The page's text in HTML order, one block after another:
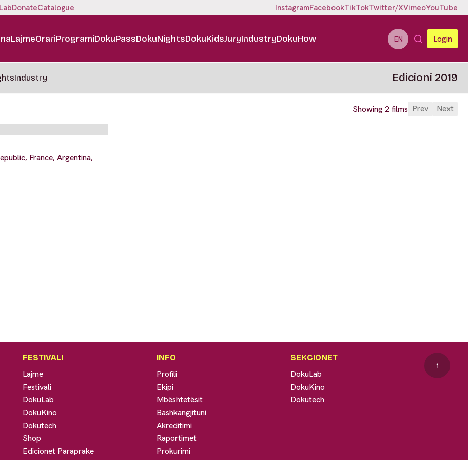
DonateCatalogue InstagramFacebookTikTokTwitter/XVimeoYouTube
LajmeOrariProgramiDokuPassDokuNightsDokuKidsJuryIndustryDokuHow EN Login
Industry Edicioni 2019
Showing 2 films Prev Next
France, Argentina,
FESTIVALI
Lajme
Festivali
DokuLab
DokuKino
Dokutech
Shop
Edicionet Paraprake
INFO
Profili
Ekipi
Mbështetësit
Bashkangjituni
Akreditimi
Raportimet
Prokurimi
SEKCIONET
DokuLab
DokuKino
Dokutech
↑